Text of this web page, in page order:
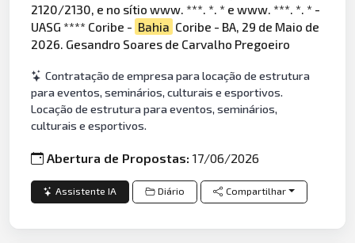
2120/2130, e no sítio www. ***. *. * e www. ***. *. * -
UASG **** Coribe - Bahia Coribe - BA, 29 de Maio de
2026. Gesandro Soares de Carvalho Pregoeiro
Contratação de empresa para locação de estrutura
para eventos, seminários, culturais e esportivos.
Locação de estrutura para eventos, seminários,
culturais e esportivos.
Abertura de Propostas:17/06/2026
Assistente IA Diário Compartilhar